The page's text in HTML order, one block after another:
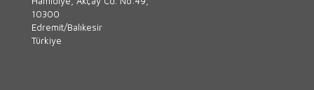
10300
Edremit/Balıkesir
Türkiye